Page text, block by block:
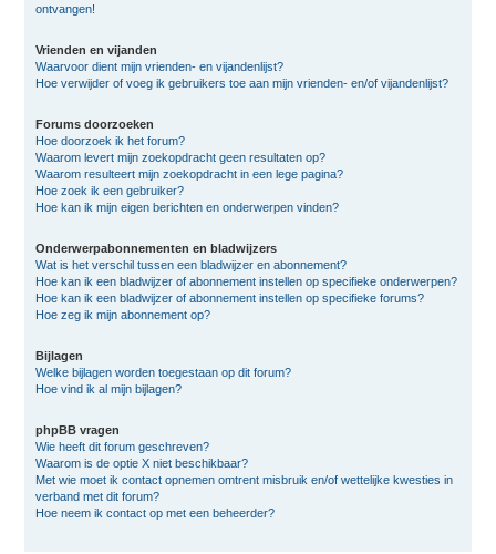
ontvangen!
Vrienden en vijanden
Waarvoor dient mijn vrienden- en vijandenlijst?
Hoe verwijder of voeg ik gebruikers toe aan mijn vrienden- en/of vijandenlijst?
Forums doorzoeken
Hoe doorzoek ik het forum?
Waarom levert mijn zoekopdracht geen resultaten op?
Waarom resulteert mijn zoekopdracht in een lege pagina?
Hoe zoek ik een gebruiker?
Hoe kan ik mijn eigen berichten en onderwerpen vinden?
Onderwerpabonnementen en bladwijzers
Wat is het verschil tussen een bladwijzer en abonnement?
Hoe kan ik een bladwijzer of abonnement instellen op specifieke onderwerpen?
Hoe kan ik een bladwijzer of abonnement instellen op specifieke forums?
Hoe zeg ik mijn abonnement op?
Bijlagen
Welke bijlagen worden toegestaan op dit forum?
Hoe vind ik al mijn bijlagen?
phpBB vragen
Wie heeft dit forum geschreven?
Waarom is de optie X niet beschikbaar?
Met wie moet ik contact opnemen omtrent misbruik en/of wettelijke kwesties in
verband met dit forum?
Hoe neem ik contact op met een beheerder?